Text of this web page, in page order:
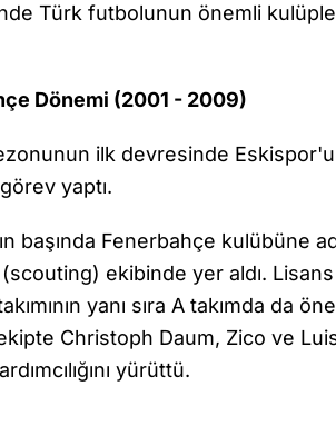
Türk futbolunun önemli
Dönemi (2001 - 2009)
ilk devresinde
yaptı.
başında Fenerbahçe kulübüne
ekibinde yer aldı.
yanı sıra A takımda da
Christoph Daum, Zico ve
yürüttü.